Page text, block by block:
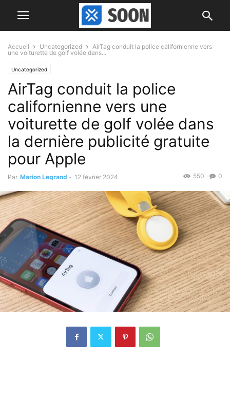
Accueil Uncategorized
AirTag conduit la police californienne vers
une voiturette de golf volée dans...
Uncategorized
AirTag conduit la police
californienne vers une
voiturette de golf volée dans
la dernière publicité gratuite
pour Apple
Par Marion Legrand - 12 février 2024 0
550